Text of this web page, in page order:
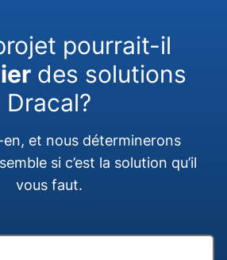
pourrait-il
des solutions
Dracal?
et nous déterminerons
si c’est la solution qu’il
vous faut.